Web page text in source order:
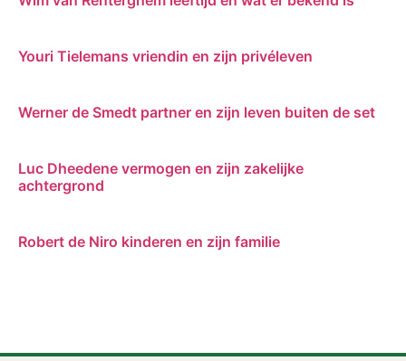
Youri Tielemans vriendin en zijn privéleven
Werner de Smedt partner en zijn leven buiten de set
Luc Dheedene vermogen en zijn zakelijke
achtergrond
Robert de Niro kinderen en zijn familie